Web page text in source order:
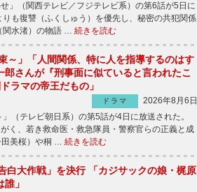
」（関西テレビ／フジテレビ系）の第6話が5日に
も復讐（ふくしゅう）を優先し、秘密の共犯関係
関水渚）の物語 … 続きを読む
～」「人間関係、特に人を指導するのはす
さんが『刑事面に似ていると言われたこ
ラマの帝王だもの」
ドラマ
2026年8月6日
（テレビ朝日系）の第5話が4日に放送された。
く、若き救命医・救急隊員・警察官らの正義と成
美桜）や桐 … 続きを読む
白大作戦」を決行 「カジサックの娘・梶原
」